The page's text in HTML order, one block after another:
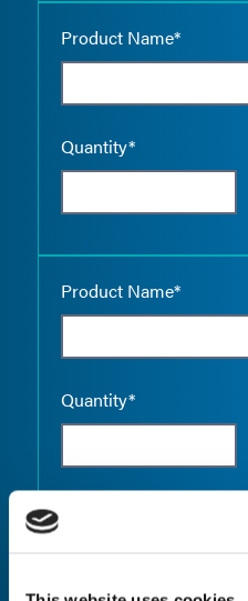
Product Name*
Quantity*
Product Name*
Quantity*